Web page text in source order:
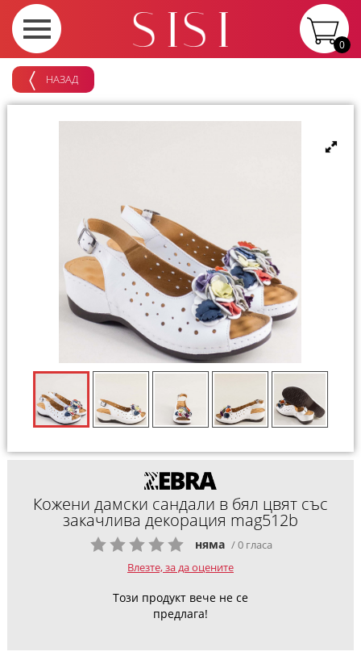
0
НАЗАД
Кожени дамски сандали в бял цвят със
закачлива декорация mag512b
няма / 0 гласа
Влезте, за да оцените
Този продукт вече не се
предлага!